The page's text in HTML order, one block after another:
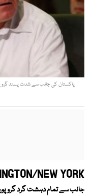
پاکستان کی جانب سے شدت پسند
NEW YORK:
جانب سے تمام دہشت گرد گروپوں